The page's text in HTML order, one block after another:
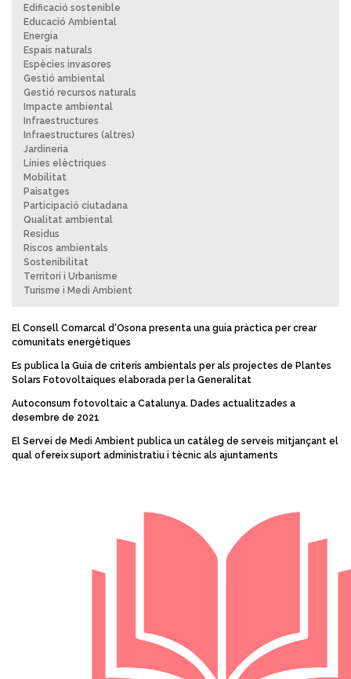
Edificació sostenible
Educació Ambiental
Energia
Espais naturals
Espècies invasores
Gestió ambiental
Gestió recursos naturals
Impacte ambiental
Infraestructures
Infraestructures (altres)
Jardineria
Línies elèctriques
Mobilitat
Paisatges
Participació ciutadana
Qualitat ambiental
Residus
Riscos ambientals
Sostenibilitat
Territori i Urbanisme
Turisme i Medi Ambient
El Consell Comarcal d'Osona presenta una guia pràctica per crear
comunitats energètiques
Es publica la Guia de criteris ambientals per als projectes de Plantes
Solars Fotovoltaiques elaborada per la Generalitat
Autoconsum fotovoltaic a Catalunya. Dades actualitzades a
desembre de 2021
El Servei de Medi Ambient publica un catàleg de serveis mitjançant el
qual ofereix suport administratiu i tècnic als ajuntaments